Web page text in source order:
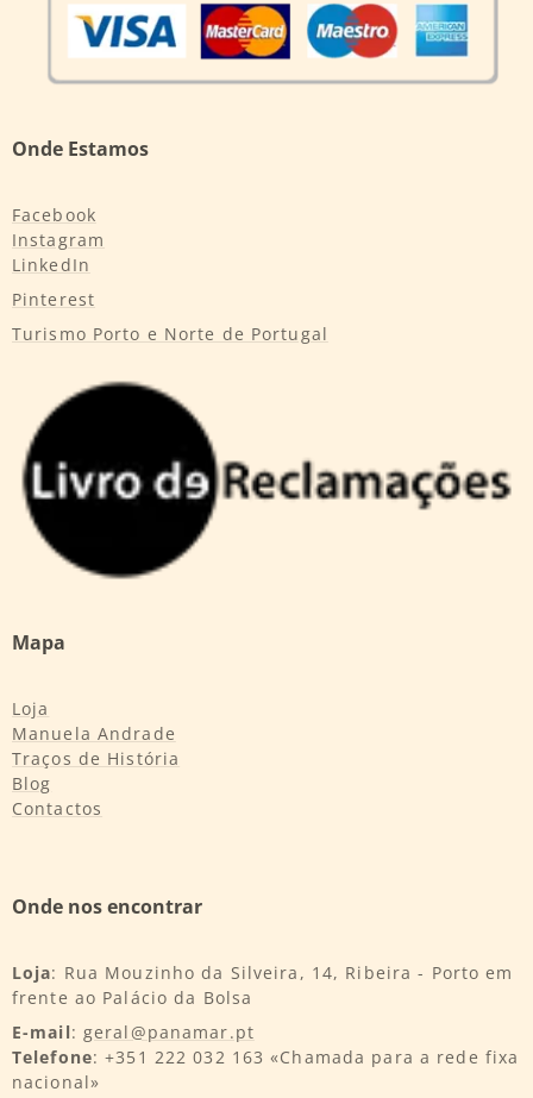
Onde Estamos
Facebook
Instagram
LinkedIn
Pinterest
Turismo Porto e Norte de Portugal
Mapa
Loja
Manuela Andrade
Traços de História
Blog
Contactos
Onde nos encontrar
Loja: Rua Mouzinho da Silveira, 14, Ribeira - Porto em
frente ao Palácio da Bolsa
E-mail: geral@panamar.pt
Telefone: +351 222 032 163 «Chamada para a rede fixa
nacional»